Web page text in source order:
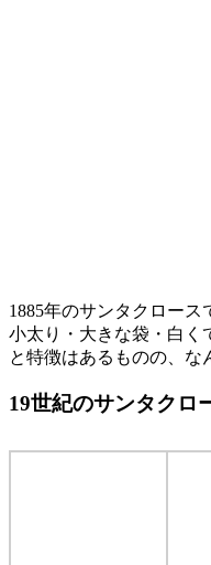
1885年のサンタクロース
小太り・大きな袋・白く
と特徴はあるものの、な
19世紀のサンタクロ